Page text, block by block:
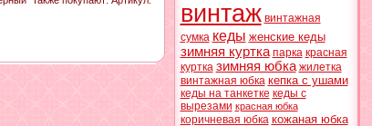
винтаж винтажная
сумка кеды женские кеды
зимняя куртка парка красная
куртка зимняя юбка жилетка
винтажная юбка кепка с ушами
кеды на танкетке кеды с
вырезами красная юбка
коричневая юбка кожаная юбка